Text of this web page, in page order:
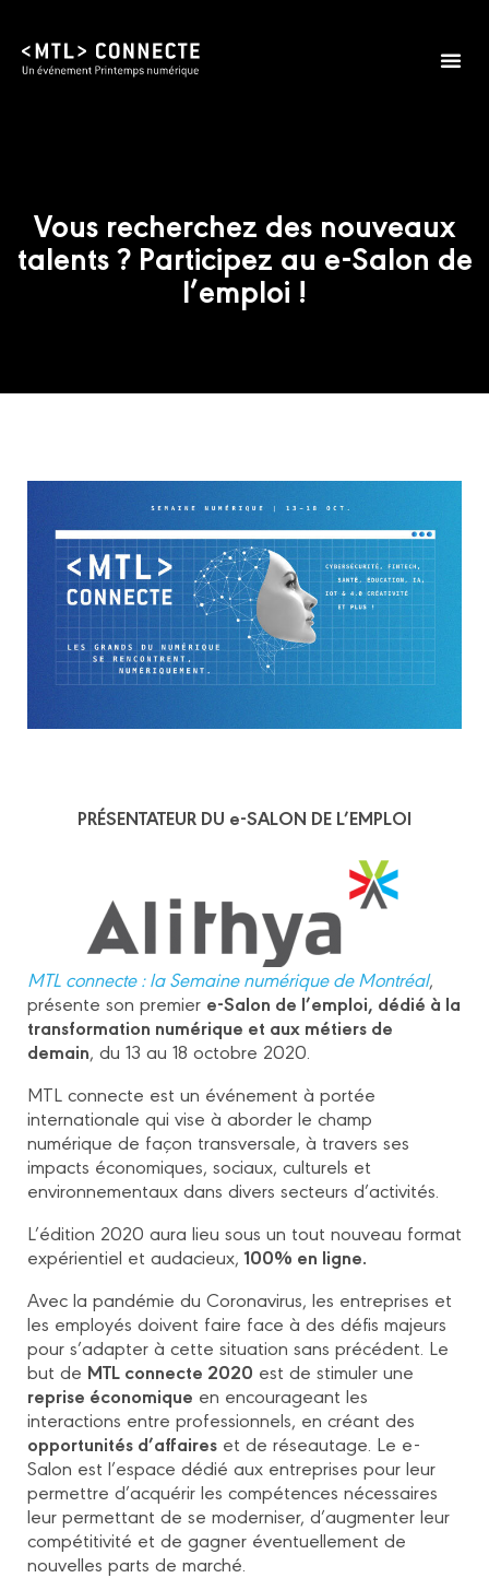
Vous recherchez des nouveaux
talents ? Participez au e-Salon de
l’emploi !
PRÉSENTATEUR DU e-SALON DE L’EMPLOI
MTL connecte : la Semaine numérique de Montréal,
présente son premier e-Salon de l’emploi, dédié à la
transformation numérique et aux métiers de
demain, du 13 au 18 octobre 2020.
MTL connecte est un événement à portée
internationale qui vise à aborder le champ
numérique de façon transversale, à travers ses
impacts économiques, sociaux, culturels et
environnementaux dans divers secteurs d’activités.
L’édition 2020 aura lieu sous un tout nouveau format
expérientiel et audacieux,100% en ligne.
Avec la pandémie du Coronavirus, les entreprises et
les employés doivent faire face à des défis majeurs
pour s’adapter à cette situation sans précédent. Le
but de MTL connecte 2020 est de stimuler une
reprise économique en encourageant les
interactions entre professionnels, en créant des
opportunités d’affaires et de réseautage. Le e-
Salon est l’espace dédié aux entreprises pour leur
permettre d’acquérir les compétences nécessaires
leur permettant de se moderniser, d’augmenter leur
compétitivité et de gagner éventuellement de
nouvelles parts de marché.